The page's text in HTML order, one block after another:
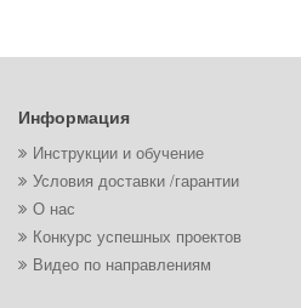
Информация
Инструкции и обучение
Условия доставки /гарантии
О нас
Конкурс успешных проектов
Видео по направлениям